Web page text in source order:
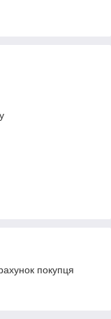
покупця